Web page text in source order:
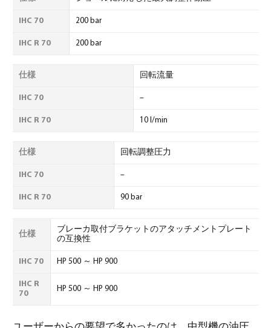
IHC 70 200 bar
IHC R 70 200 bar
仕様 回転流量
IHC 70 –
IHC R 70 10 l/min
仕様 回転調整圧力
IHC 70 –
IHC R 70 90 bar
仕様
ブレーカ取付ブラケットのアタッチメントプレート
の互換性
IHC 70 HP 500 ～ HP 900
IHC R
70
HP 500 ～ HP 900